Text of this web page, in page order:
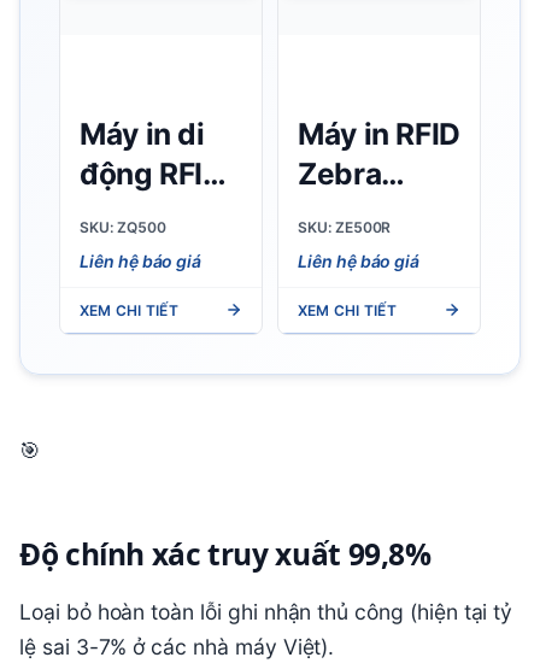
Máy in di
động RFID
Zebra
ZQ500
SKU: ZQ500
Liên hệ báo giá
XEM CHI TIẾT
Máy in RFID
Zebra
ZE500R
SKU: ZE500R
Liên hệ báo giá
XEM CHI TIẾT
🎯
Độ chính xác truy xuất 99,8%
Loại bỏ hoàn toàn lỗi ghi nhận thủ công (hiện tại tỷ
lệ sai 3-7% ở các nhà máy Việt).